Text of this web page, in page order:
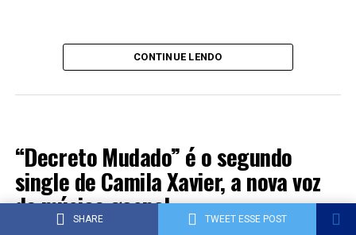
SHARE TWEET ESSE POST
CONTINUE LENDO
“Decreto Mudado” é o segundo
single de Camila Xavier, a nova voz
da música gospel